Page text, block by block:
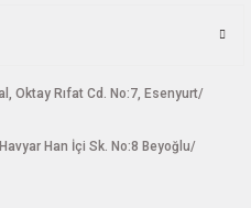
Oktay Rıfat Cd. No:7, Esenyurt/
Han İçi Sk. No:8 Beyoğlu/